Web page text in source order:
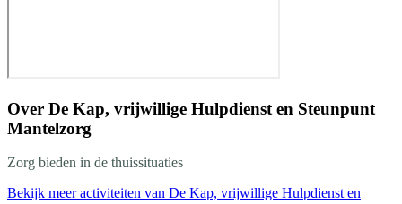
Over De Kap, vrijwillige Hulpdienst en Steunpunt
Mantelzorg
Zorg bieden in de thuissituaties
Bekijk meer activiteiten van De Kap, vrijwillige Hulpdienst en